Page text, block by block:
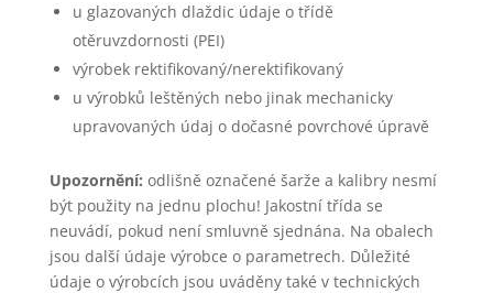
u glazovaných dlaždic údaje o třídě
otěruvzdornosti (PEI)
výrobek rektifikovaný/nerektifikovaný
u výrobků leštěných nebo jinak mechanicky
upravovaných údaj o dočasné povrchové úpravě
Upozornění: odlišně označené šarže a kalibry nesmí
být použity na jednu plochu! Jakostní třída se
neuvádí, pokud není smluvně sjednána. Na obalech
jsou další údaje výrobce o parametrech. Důležité
údaje o výrobcích jsou uváděny také v technických